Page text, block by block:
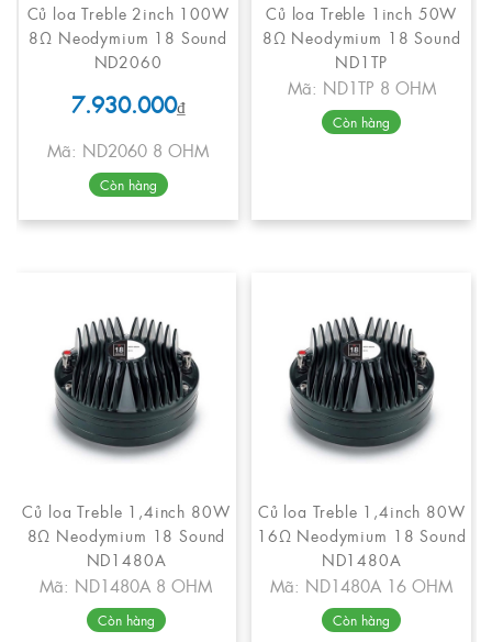
Củ loa Treble 2inch 100W
8Ω Neodymium 18 Sound
ND2060
7.930.000₫
Mã: ND2060 8 OHM
Còn hàng
Củ loa Treble 1inch 50W
8Ω Neodymium 18 Sound
ND1TP
Mã: ND1TP 8 OHM
Còn hàng
Củ loa Treble 1,4inch 80W
8Ω Neodymium 18 Sound
ND1480A
Mã: ND1480A 8 OHM
Còn hàng
Củ loa Treble 1,4inch 80W
16Ω Neodymium 18 Sound
ND1480A
Mã: ND1480A 16 OHM
Còn hàng